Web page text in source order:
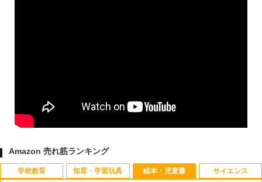
Amazon 売れ筋ランキング
学校教育 知育・学習玩具 絵本・児童書 サイエンス